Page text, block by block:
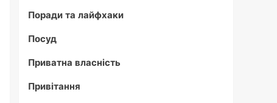
Поради та лайфхаки
Посуд
Приватна власність
Привітання